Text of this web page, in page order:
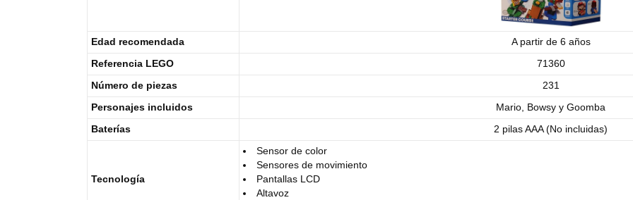
Edad recomendada A partir de 6 años
Referencia LEGO 71360
Número de piezas 231
Personajes incluidos Mario, Bowsy y Goomba
Baterías 2 pilas AAA (No incluidas)
Tecnología
Sensor de color
Sensores de movimiento
Pantallas LCD
Altavoz